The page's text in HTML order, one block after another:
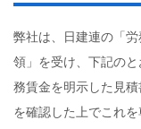
弊社は、⽇建連の「
領」を受け、下記の
務賃⾦を明⽰した⾒
を確認した上でこれを